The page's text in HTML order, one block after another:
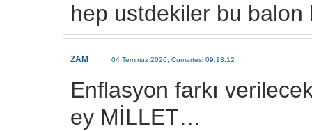
hep ustdekiler bu balon
ZAM 04 Temmuz 2026, Cumartesi 09:13:12
Enflasyon farkı
ey MİLLET…